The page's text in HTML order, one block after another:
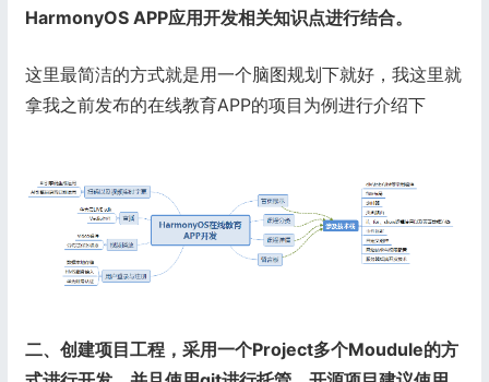
HarmonyOS APP应用开发相关知识点进行结合。
这里最简洁的方式就是用一个脑图规划下就好，我这里就
拿我之前发布的在线教育APP的项目为例进行介绍下
二、创建项目工程，采用一个Project多个Moudule的方